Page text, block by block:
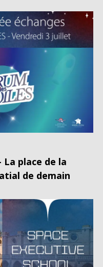
place de la
de demain